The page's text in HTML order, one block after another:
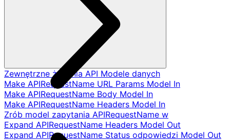
Zewnętrzne żądania API Modele danych
Make APIRequestName URL Params Model In
Make APIRequestName Body Model In
Make APIRequestName Headers Model In
Zrób model zapytania APIRequestName w
Expand APIRequestName Headers Model Out
Expand APIRequestName Status odpowiedzi Model Out